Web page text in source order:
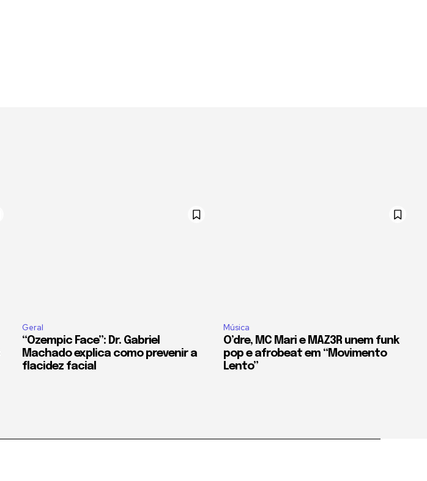
Geral
“Ozempic Face”: Dr. Gabriel
Machado explica como prevenir a
flacidez facial
Música
O’dre, MC Mari e MAZ3R unem funk
pop e afrobeat em “Movimento
Lento”